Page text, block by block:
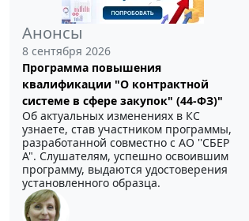
Анонсы
8 сентября 2026
Программа повышения
квалификации "О контрактной
системе в сфере закупок" (44-ФЗ)"
Об актуальных изменениях в КС
узнаете, став участником программы,
разработанной совместно с АО ''СБЕР
А". Слушателям, успешно освоившим
программу, выдаются удостоверения
установленного образца.